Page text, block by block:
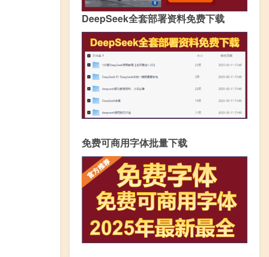
DeepSeek全套部署资料免费下载
免费可商用字体批量下载